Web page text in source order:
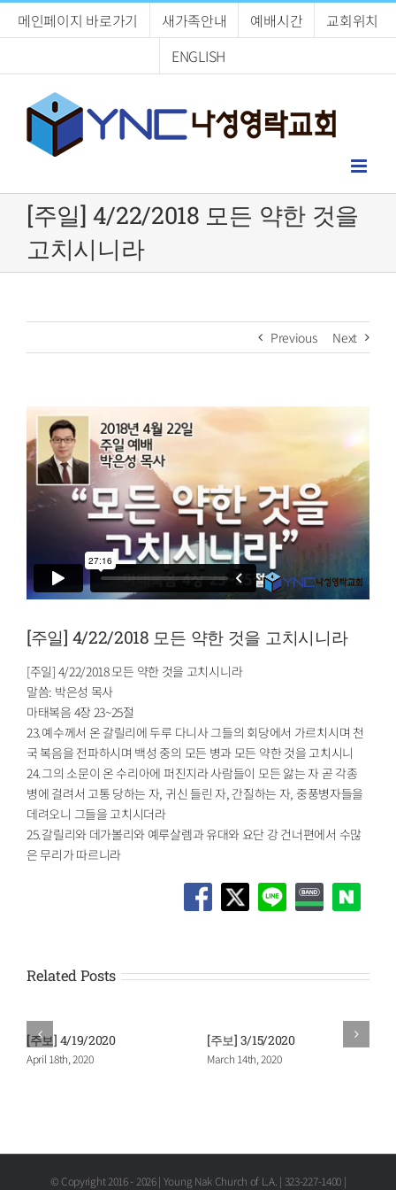
메인페이지 바로가기 새가족안내 예배시간
교회위치
ENGLISH
[주일] 4/22/2018 모든 약한 것을
고치시니라
Previous Next
[주일] 4/22/2018 모든 약한 것을 고치시니라
[주일] 4/22/2018 모든 약한 것을 고치시니라
말씀: 박은성 목사
마태복음 4장 23~25절
23.예수께서 온 갈릴리에 두루 다니사 그들의 회당에서 가르치시며 천
국 복음을 전파하시며 백성 중의 모든 병과 모든 약한 것을 고치시니
24.그의 소문이 온 수리아에 퍼진지라 사람들이 모든 앓는 자 곧 각종
병에 걸려서 고통 당하는 자, 귀신 들린 자, 간질하는 자, 중풍병자들을
데려오니 그들을 고치시더라
25.갈릴리와 데가볼리와 예루살렘과 유대와 요단 강 건너편에서 수많
은 무리가 따르니라
Related Posts
[주보] 4/19/2020
April 18th, 2020
[주보] 3/15/2020
March 14th, 2020
© Copyright 2016 - 2026 | Young Nak Church of L.A. | 323-227-1400 |